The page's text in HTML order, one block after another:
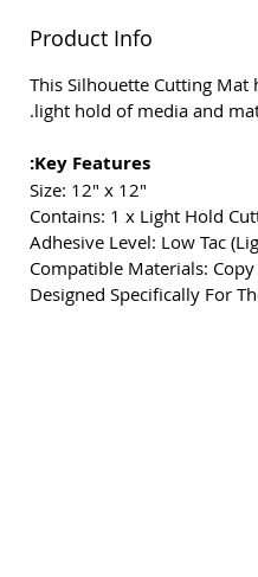
Product Info
This Silhouette Cutting Mat
light hold of media and
Key Features:
Size: 12″ x 12″
Contains: 1 x Light Hold
Adhesive Level: Low Tac
Compatible Materials:
Designed Specifically For